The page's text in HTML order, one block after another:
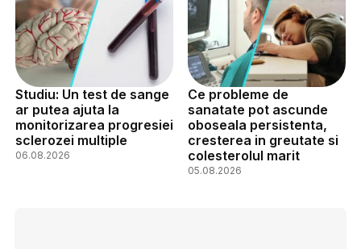
Studiu: Un test de sange
ar putea ajuta la
monitorizarea progresiei
sclerozei multiple
06.08.2026
Ce probleme de
sanatate pot ascunde
oboseala persistenta,
cresterea in greutate si
colesterolul marit
05.08.2026